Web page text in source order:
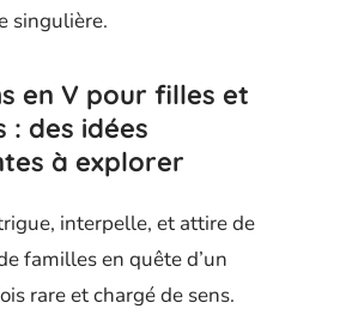
singulière.
en V pour filles et
: des idées
à explorer
interpelle, et attire de
familles en quête d’un
rare et chargé de sens.